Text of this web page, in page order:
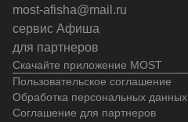
Скачайте приложение MOST
most-afisha@mail.ru
сервис Афиша
для партнеров
Пользовательское соглашение
Обработка персональных данных
Соглашение для партнеров